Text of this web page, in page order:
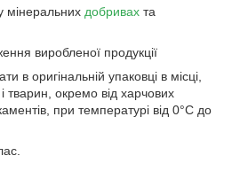
мінеральних добривах та
виробленої продукції
в оригінальній упаковці в місці,
тварин, окремо від харчових
при температурі від 0°С до